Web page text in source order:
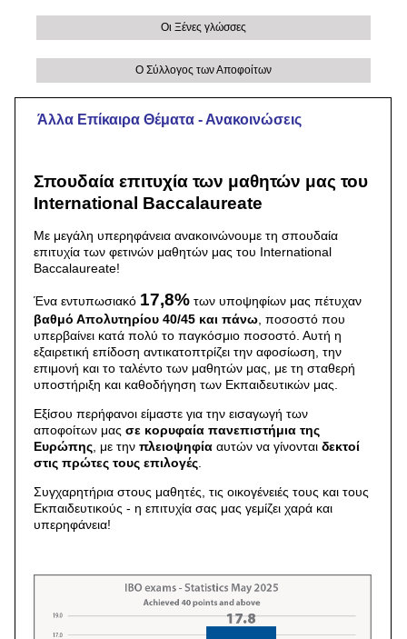
Οι Ξένες γλώσσες
Ο Σύλλογος των Αποφοίτων
Άλλα Eπίκαιρα Θέματα - Ανακοινώσεις
Σπουδαία επιτυχία των μαθητών μας του
International Baccalaureate
Με μεγάλη υπερηφάνεια ανακοινώνουμε τη σπουδαία
επιτυχία των φετινών μαθητών μας του International
Baccalaureate!
Ένα εντυπωσιακό 17,8% των υποψηφίων μας πέτυχαν
βαθμό Απολυτηρίου 40/45 και πάνω , ποσοστό που
υπερβαίνει κατά πολύ το παγκόσμιο ποσοστό. Αυτή η
εξαιρετική επίδοση αντικατοπτρίζει την αφοσίωση, την
επιμονή και το ταλέντο των μαθητών μας, με τη σταθερή
υποστήριξη και καθοδήγηση των Eκπαιδευτικών μας.
Εξίσου περήφανοι είμαστε για την εισαγωγή των
αποφοίτων μαςσε κορυφαία πανεπιστήμια της
Ευρώπης , με τηνπλειοψηφία αυτών να γίνονταιδεκτοί
στις πρώτες τους επιλογές
Συγχαρητήρια στους μαθητές, τις οικογένειές τους και τους
Eκπαιδευτικούς - η επιτυχία σας μας γεμίζει χαρά και
υπερηφάνεια!